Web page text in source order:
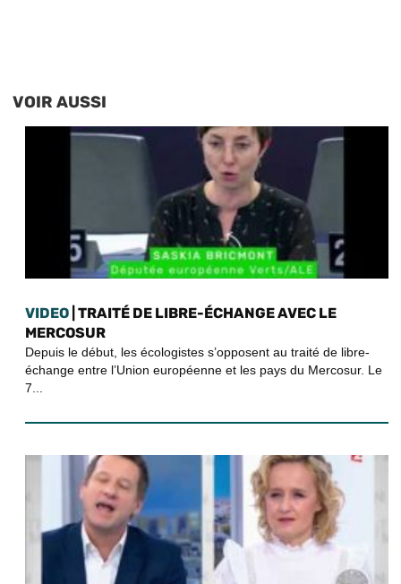
VOIR AUSSI
VIDEO | TRAITÉ DE LIBRE-ÉCHANGE AVEC LE
MERCOSUR
Depuis le début, les écologistes s’opposent au traité de libre-
échange entre l’Union européenne et les pays du Mercosur. Le
7...